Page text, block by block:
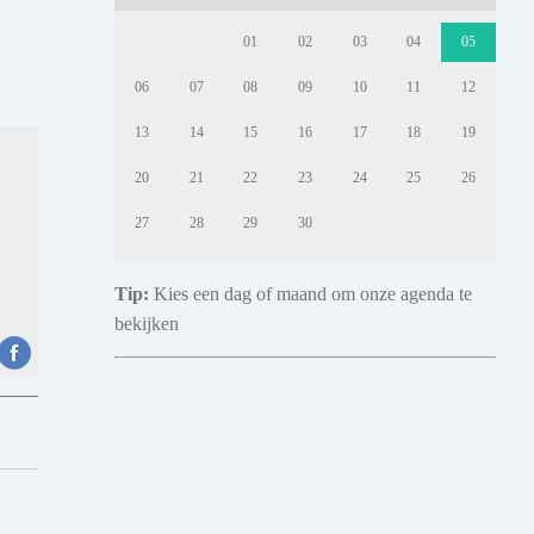
01 02 03 04 05
06 07 08 09 10 11 12
13 14 15 16 17 18 19
20 21 22 23 24 25 26
27 28 29 30
Tip: Kies een dag of maand om onze agenda te
bekijken